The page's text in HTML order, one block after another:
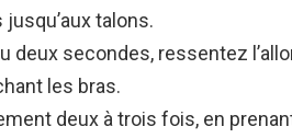
talons.
deux secondes, ressentez
les bras.
deux à trois fois, en